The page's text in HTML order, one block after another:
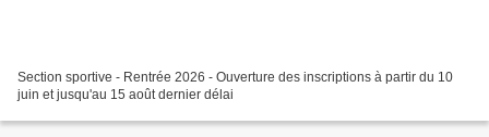
Section sportive - Rentrée 2026 - Ouverture des inscriptions à partir du 10
juin et jusqu'au 15 août dernier délai